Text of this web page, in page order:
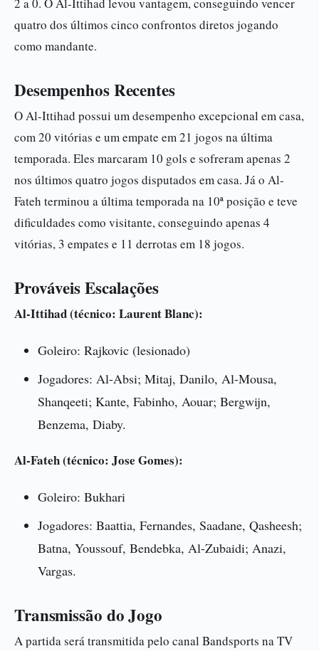
2 a 0. O Al-Ittihad levou vantagem, conseguindo vencer
quatro dos últimos cinco confrontos diretos jogando
como mandante.
Desempenhos Recentes
O Al-Ittihad possui um desempenho excepcional em casa,
com 20 vitórias e um empate em 21 jogos na última
temporada. Eles marcaram 10 gols e sofreram apenas 2
nos últimos quatro jogos disputados em casa. Já o Al-
Fateh terminou a última temporada na 10ª posição e teve
dificuldades como visitante, conseguindo apenas 4
vitórias, 3 empates e 11 derrotas em 18 jogos.
Prováveis Escalações
Al-Ittihad (técnico: Laurent Blanc):
Goleiro: Rajkovic (lesionado)
Jogadores: Al-Absi; Mitaj, Danilo, Al-Mousa,
Shanqeeti; Kante, Fabinho, Aouar; Bergwijn,
Benzema, Diaby.
Al-Fateh (técnico: Jose Gomes):
Goleiro: Bukhari
Jogadores: Baattia, Fernandes, Saadane, Qasheesh;
Batna, Youssouf, Bendebka, Al-Zubaidi; Anazi,
Vargas.
Transmissão do Jogo
A partida será transmitida pelo canal Bandsports na TV